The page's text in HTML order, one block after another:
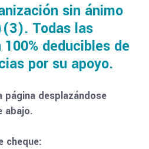
sin ánimo
Todas las
deducibles de
por su apoyo.
página desplazándose
abajo.
cheque: